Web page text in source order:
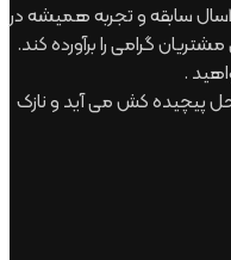
تولید با بیش از 15سال سابقه و تجربه همیشه در
را برآورده کند.
کش می آید و نازک